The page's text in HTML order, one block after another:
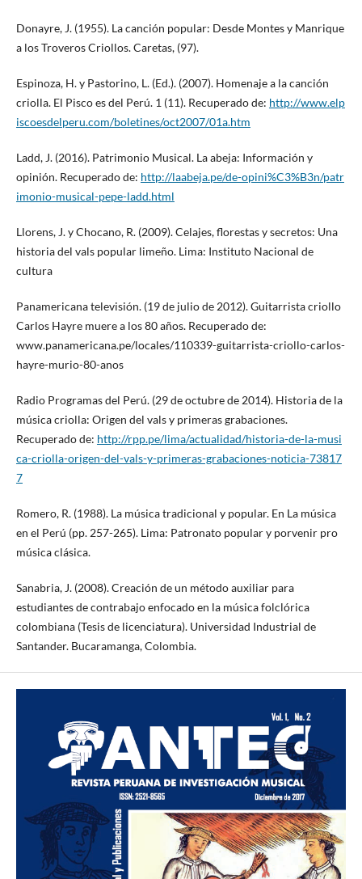
Donayre, J. (1955). La canción popular: Desde Montes y Manrique
a los Troveros Criollos. Caretas, (97).
Espinoza, H. y Pastorino, L. (Ed.). (2007). Homenaje a la canción
criolla. El Pisco es del Perú. 1 (11). Recuperado de: http://www.elp
iscoesdelperu.com/boletines/oct2007/01a.htm
Ladd, J. (2016). Patrimonio Musical. La abeja: Información y
opinión. Recuperado de: http://laabeja.pe/de-opini%C3%B3n/patr
imonio-musical-pepe-ladd.html
Llorens, J. y Chocano, R. (2009). Celajes, florestas y secretos: Una
historia del vals popular limeño. Lima: Instituto Nacional de
cultura
Panamericana televisión. (19 de julio de 2012). Guitarrista criollo
Carlos Hayre muere a los 80 años. Recuperado de:
www.panamericana.pe/locales/110339-guitarrista-criollo-carlos-
hayre-murio-80-anos
Radio Programas del Perú. (29 de octubre de 2014). Historia de la
música criolla: Origen del vals y primeras grabaciones.
Recuperado de: http://rpp.pe/lima/actualidad/historia-de-la-musi
ca-criolla-origen-del-vals-y-primeras-grabaciones-noticia-73817
7
Romero, R. (1988). La música tradicional y popular. En La música
en el Perú (pp. 257-265). Lima: Patronato popular y porvenir pro
música clásica.
Sanabria, J. (2008). Creación de un método auxiliar para
estudiantes de contrabajo enfocado en la música folclórica
colombiana (Tesis de licenciatura). Universidad Industrial de
Santander. Bucaramanga, Colombia.